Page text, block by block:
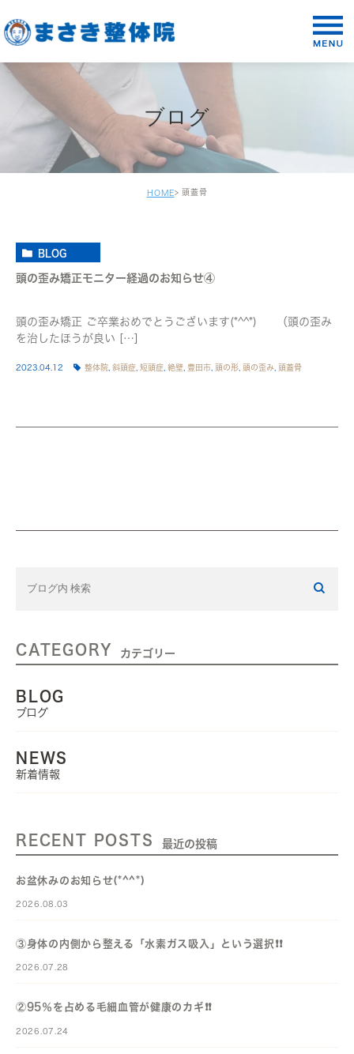
ブログ
HOME 頭蓋骨
BLOG
頭の歪み矯正モニター経過のお知らせ④
頭の歪み矯正 ご卒業おめでとうございます(*^^*) （頭の歪み
を治したほうが良い […]
2023.04.12 整体院 斜頭症 短頭症 絶壁 豊田市 頭の形 頭の歪み 頭蓋骨
CATEGORY カテゴリー
BLOG
ブログ
NEWS
新着情報
RECENT POSTS 最近の投稿
お盆休みのお知らせ(*^^*)
2026.08.03
③身体の内側から整える「水素ガス吸入」という選択❗️❗️
2026.07.28
②95％を占める毛細血管が健康のカギ❗️❗️
2026.07.24